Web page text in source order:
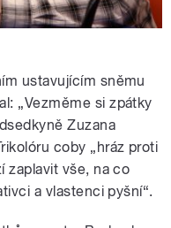
ustavujícím sněmu
„Vezměme si zpátky
Zuzana
coby „hráz proti
zaplavit vše, na co
a vlastenci pyšní“.